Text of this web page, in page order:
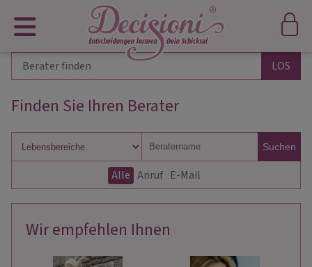
Finden Sie Ihren Berater
Alle Anruf E-Mail
Suchen
Wir empfehlen Ihnen